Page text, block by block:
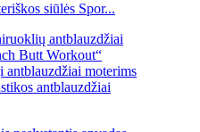
siūlės Spor...
antblauzdžiai